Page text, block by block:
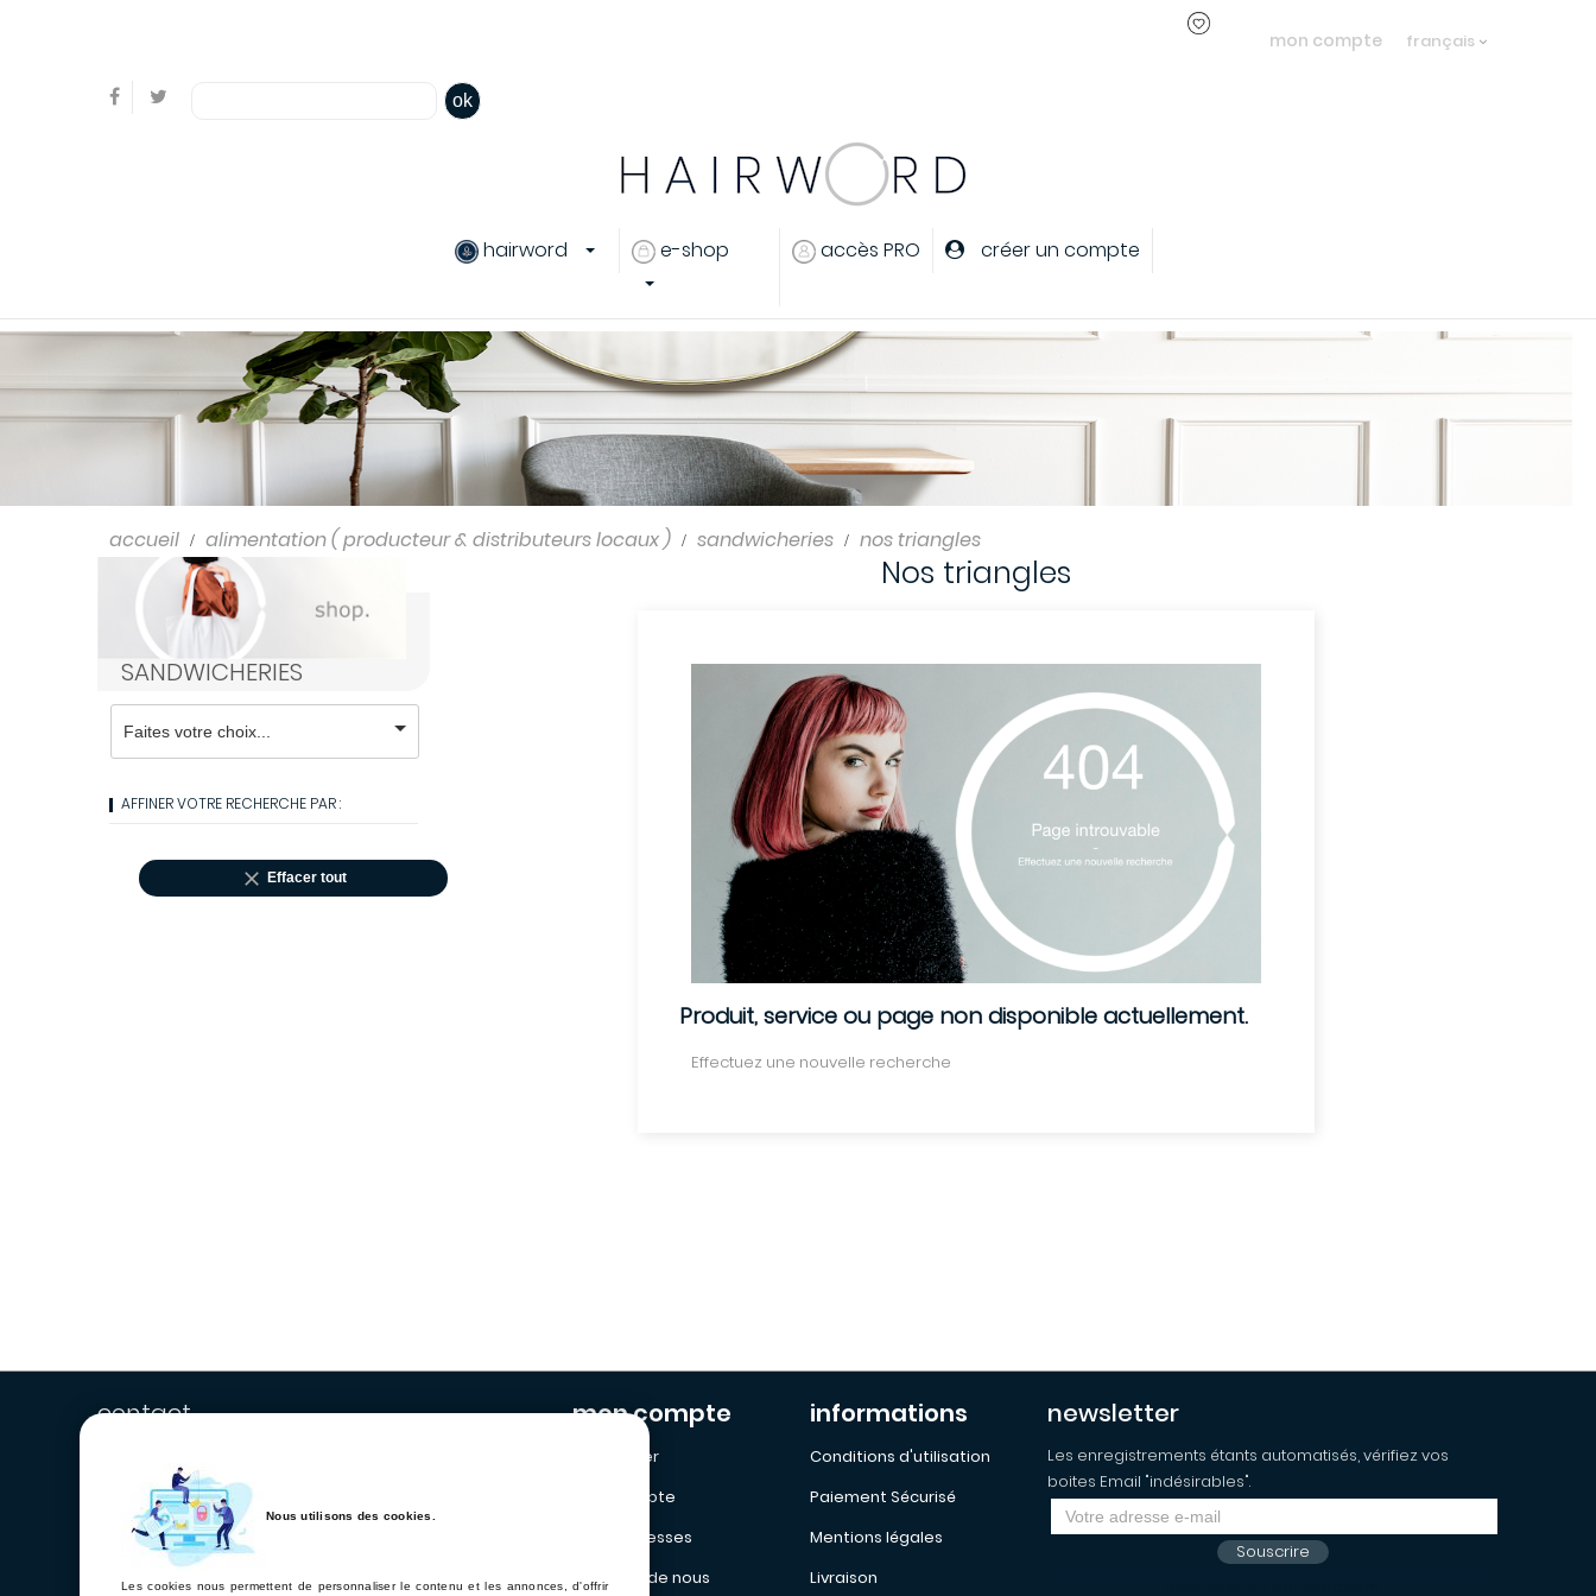
Nous utilisons des cookies.
Les cookies nous permettent de personnaliser le contenu et les annonces, d'offrir
français
mon compte
ok
hairword e-shop
produits cheveux
Coiffants
Packs produits cheveux
Produits colorants
Shampooings
accès PRO créer un compte
accueil alimentation ( producteur & distributeurs locaux ) sandwicheries nos triangles
SANDWICHERIES
AFFINER VOTRE RECHERCHE PAR :
 Effacer tout
Nos triangles
Produit, service ou page non disponible actuellement.
Effectuez une nouvelle recherche
contact mon compte
Mon Panier
Mon Compte
Mes addresses
a propos de nous
informations
Conditions d'utilisation
Paiement Sécurisé
Mentions légales
Livraison
newsletter
Les enregistrements étants automatisés, vérifiez vos
boites Email "indésirables".
Souscrire